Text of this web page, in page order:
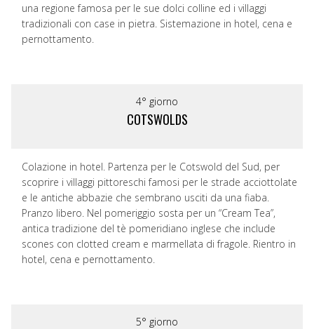
una regione famosa per le sue dolci colline ed i villaggi
tradizionali con case in pietra. Sistemazione in hotel, cena e
pernottamento.
4° giorno
COTSWOLDS
Colazione in hotel. Partenza per le Cotswold del Sud, per
scoprire i villaggi pittoreschi famosi per le strade acciottolate
e le antiche abbazie che sembrano usciti da una fiaba.
Pranzo libero. Nel pomeriggio sosta per un “Cream Tea”,
antica tradizione del tè pomeridiano inglese che include
scones con clotted cream e marmellata di fragole. Rientro in
hotel, cena e pernottamento.
5° giorno